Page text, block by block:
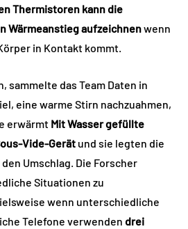
Thermistoren kann die
Wärmeanstieg aufzeichnenwenn
in Kontakt kommt.
sammelte das Team Daten in
eine warme Stirn nachzuahmen,
erwärmt Mit Wasser gefüllte
Vide-Gerät und sie legten die
Umschlag. Die Forscher
Situationen zu
wenn unterschiedliche
Telefone verwenden drei